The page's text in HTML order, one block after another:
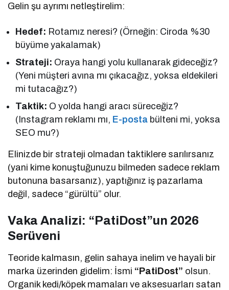
Gelin şu ayrımı netleştirelim:
Hedef: Rotamız neresi? (Örneğin: Ciroda %30
büyüme yakalamak)
Strateji: Oraya hangi yolu kullanarak gideceğiz?
(Yeni müşteri avına mı çıkacağız, yoksa eldekileri
mi tutacağız?)
Taktik: O yolda hangi aracı süreceğiz?
(Instagram reklamı mı, E-posta bülteni mi, yoksa
SEO mu?)
Elinizde bir strateji olmadan taktiklere sarılırsanız
(yani kime konuştuğunuzu bilmeden sadece reklam
butonuna basarsanız), yaptığınız iş pazarlama
değil, sadece “gürültü” olur.
Vaka Analizi: “PatiDost”un 2026
Serüveni
Teoride kalmasın, gelin sahaya inelim ve hayali bir
marka üzerinden gidelim: İsmi “PatiDost” olsun.
Organik kedi/köpek mamaları ve aksesuarları satan